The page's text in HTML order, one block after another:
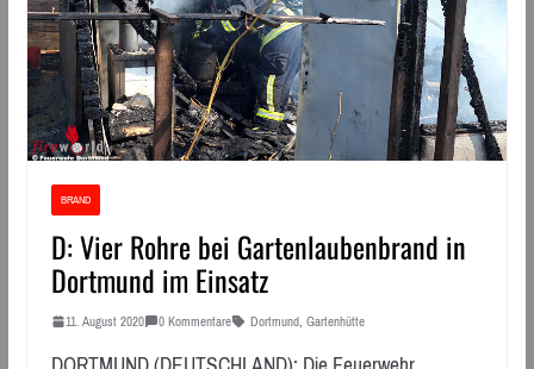
BRAND
D: Vier Rohre bei Gartenlaubenbrand in
Dortmund im Einsatz
11. August 2020 0 Kommentare Dortmund, Gartenhütte